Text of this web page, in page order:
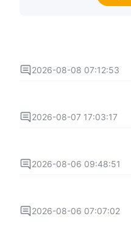
2026-08-08 07:12:53
2026-08-07 17:03:17
2026-08-06 09:48:51
2026-08-06 07:07:02